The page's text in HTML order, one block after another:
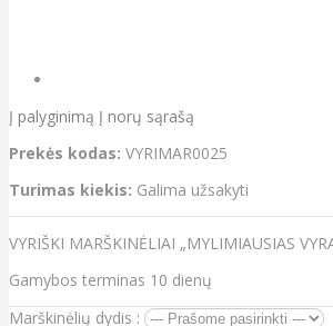
Į palyginimą Į norų sąrašą
Prekės kodas: VYRIMAR0025
Turimas kiekis: Galima užsakyti
VYRIŠKI MARŠKINĖLIAI „MYLIMIAUSIAS
Gamybos terminas 10 dienų
Marškinėlių dydis :